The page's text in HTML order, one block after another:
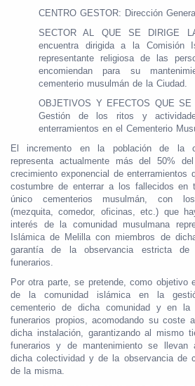
CENTRO GESTOR: Dirección
SECTOR AL QUE SE DIRIGE
encuentra dirigida a la Comisión
representante religiosa de las
encomiendan para su
cementerio musulmán de la Ciudad.
OBJETIVOS Y EFECTOS QUE SE
Gestión de los ritos y
enterramientos en el Cementerio
El incremento en la población de la
representa actualmente más del 50%
crecimiento exponencial de enterramientos
costumbre de enterrar a los fallecidos en
único cementerios musulmán, con
(mezquita, comedor, oficinas, etc.) que
interés de la comunidad musulmana
Islámica de Melilla con miembros de
garantía de la observancia estricta
funerarios.
Por otra parte, se pretende, como objetivo
de la comunidad islámica en la
cementerio de dicha comunidad y en
funerarios propios, acomodando su coste
dicha instalación, garantizando al mismo
funerarios y de mantenimiento se
dicha colectividad y de la observancia de
de la misma.